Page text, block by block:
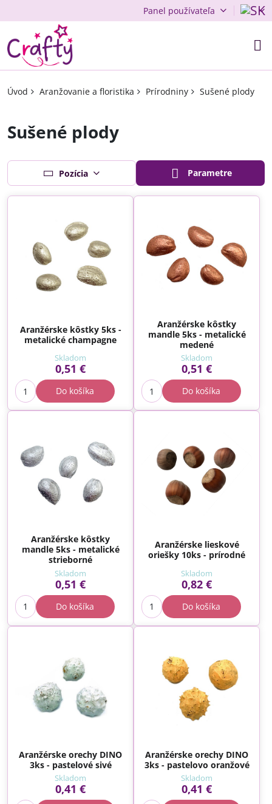
Panel používateľa
Úvod Aranžovanie a floristika Prírodniny Sušené plody
Sušené plody
Pozícia Parametre
Aranžérske kôstky 5ks -
metalické champagne
Skladom
0,51 €
Do košíka
Aranžérske kôstky
mandle 5ks - metalické
medené
Skladom
0,51 €
Do košíka
Aranžérske kôstky
mandle 5ks - metalické
strieborné
Skladom
0,51 €
Do košíka
Aranžérske lieskové
oriešky 10ks - prírodné
Skladom
0,82 €
Do košíka
Aranžérske orechy DINO
3ks - pastelové sivé
Skladom
0,41 €
Aranžérske orechy DINO
3ks - pastelovo oranžové
Skladom
0,41 €